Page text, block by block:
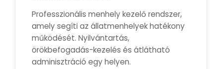
Professzionális menhely kezelő rendszer,
amely segíti az állatmenhelyek hatékony
működését. Nyilvántartás,
örökbefogadás-kezelés és átlátható
adminisztráció egy helyen.